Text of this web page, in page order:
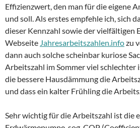
Effizienzwert, den man für die eigene
und soll. Als erstes empfehle ich, sich
dieser Kennzahl sowie der vielfältigen
Webseite Jahresarbeitszahlen.infozu
dann auch solche scheinbar kuriose
Arbeitszahl im Sommer viel schlechter
die bessere Hausdämmung die
und dass ein kalter Frühling die
Sehr wichtig für die Arbeitszahl ist die